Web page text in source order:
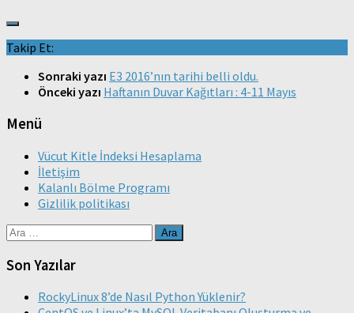
Takip Et:
Sonraki yazı E3 2016’nın tarihi belli oldu.
Önceki yazı Haftanın Duvar Kağıtları : 4-11 Mayıs
Menü
Vücut Kitle İndeksi Hesaplama
İletişim
Kalanlı Bölme Programı
Gizlilik politikası
Arama:
Son Yazılar
RockyLinux 8’de Nasıl Python Yüklenir?